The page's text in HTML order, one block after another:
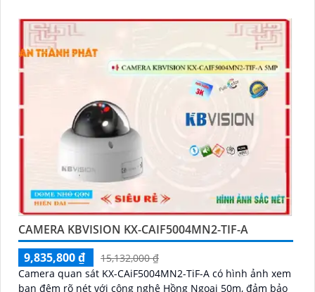
CAMERA KBVISION KX-CAIF5004MN2-TIF-A
9,835,800 ₫
15,132,000 ₫
Camera quan sát KX-CAiF5004MN2-TiF-A có hình ảnh xem
ban đêm rõ nét với công nghệ Hồng Ngoại 50m, đảm bảo